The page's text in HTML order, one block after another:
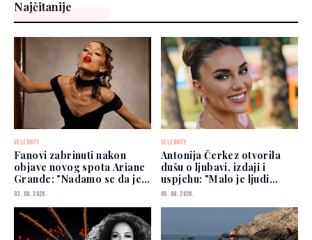
Najčitanije
CELEBRITY
Fanovi zabrinuti nakon
objave novog spota Ariane
Grande: "Nadamo se da je
dobro"
03. 08. 2026.
CELEBRITY
Antonija Čerkez otvorila
dušu o ljubavi, izdaji i
uspjehu: "Malo je ljudi
kojima možete vjerovati"
05. 08. 2026.